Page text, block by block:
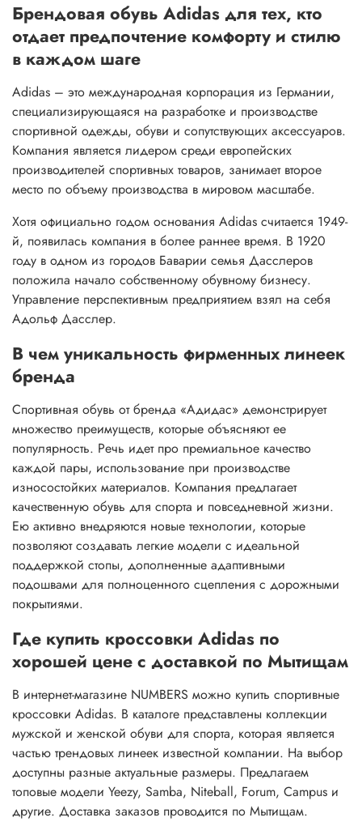
Брендовая обувь Adidas для тех, кто
отдает предпочтение комфорту и стилю
в каждом шаге
Adidas – это международная корпорация из Германии,
специализирующаяся на разработке и производстве
спортивной одежды, обуви и сопутствующих аксессуаров.
Компания является лидером среди европейских
производителей спортивных товаров, занимает второе
место по объему производства в мировом масштабе.
Хотя официально годом основания Adidas считается 1949-
й, появилась компания в более раннее время. В 1920
году в одном из городов Баварии семья Дасслеров
положила начало собственному обувному бизнесу.
Управление перспективным предприятием взял на себя
Адольф Дасслер.
В чем уникальность фирменных линеек
бренда
Спортивная обувь от бренда «Адидас» демонстрирует
множество преимуществ, которые объясняют ее
популярность. Речь идет про премиальное качество
каждой пары, использование при производстве
износостойких материалов. Компания предлагает
качественную обувь для спорта и повседневной жизни.
Ею активно внедряются новые технологии, которые
позволяют создавать легкие модели с идеальной
поддержкой стопы, дополненные адаптивными
подошвами для полноценного сцепления с дорожными
покрытиями.
Где купить кроссовки Adidas по
хорошей цене с доставкой по Мытищам
В интернет-магазине NUMBERS можно купить спортивные
кроссовки Adidas. В каталоге представлены коллекции
мужской и женской обуви для спорта, которая является
частью трендовых линеек известной компании. На выбор
доступны разные актуальные размеры. Предлагаем
топовые модели Yeezy, Samba, Niteball, Forum, Campus и
другие. Доставка заказов проводится по Мытищам.